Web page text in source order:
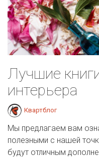
Лучшие
интерьера
Квартблог
Мы предлагаем вам
полезными с нашей
будут отличным